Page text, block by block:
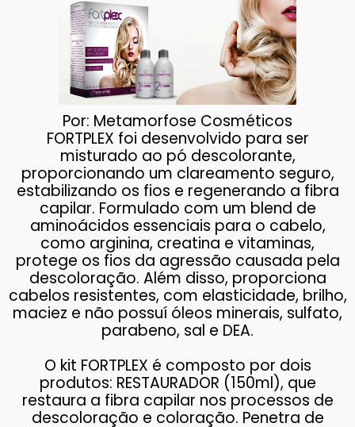
Por: Metamorfose Cosméticos
FORTPLEX foi desenvolvido para ser
misturado ao pó descolorante,
proporcionando um clareamento seguro,
estabilizando os fios e regenerando a fibra
capilar. Formulado com um blend de
aminoácidos essenciais para o cabelo,
como arginina, creatina e vitaminas,
protege os fios da agressão causada pela
descoloração. Além disso, proporciona
cabelos resistentes, com elasticidade, brilho,
maciez e não possuí óleos minerais, sulfato,
parabeno, sal e DEA.
O kit FORTPLEX é composto por dois
produtos: RESTAURADOR (150ml), que
restaura a fibra capilar nos processos de
descoloração e coloração. Penetra de